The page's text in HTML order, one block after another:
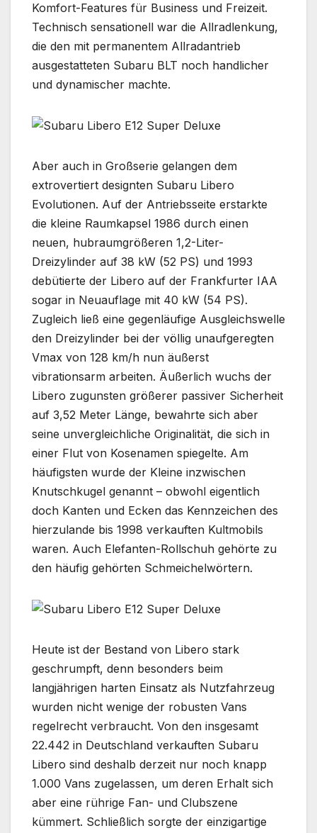
Komfort-Features für Business und Freizeit.
Technisch sensationell war die Allradlenkung,
die den mit permanentem Allradantrieb
ausgestatteten Subaru BLT noch handlicher
und dynamischer machte.
Aber auch in Großserie gelangen dem
extrovertiert designten Subaru Libero
Evolutionen. Auf der Antriebsseite erstarkte
die kleine Raumkapsel 1986 durch einen
neuen, hubraumgrößeren 1,2-Liter-
Dreizylinder auf 38 kW (52 PS) und 1993
debütierte der Libero auf der Frankfurter IAA
sogar in Neuauflage mit 40 kW (54 PS).
Zugleich ließ eine gegenläufige Ausgleichswelle
den Dreizylinder bei der völlig unaufgeregten
Vmax von 128 km/h nun äußerst
vibrationsarm arbeiten. Äußerlich wuchs der
Libero zugunsten größerer passiver Sicherheit
auf 3,52 Meter Länge, bewahrte sich aber
seine unvergleichliche Originalität, die sich in
einer Flut von Kosenamen spiegelte. Am
häufigsten wurde der Kleine inzwischen
Knutschkugel genannt – obwohl eigentlich
doch Kanten und Ecken das Kennzeichen des
hierzulande bis 1998 verkauften Kultmobils
waren. Auch Elefanten-Rollschuh gehörte zu
den häufig gehörten Schmeichelwörtern.
Heute ist der Bestand von Libero stark
geschrumpft, denn besonders beim
langjährigen harten Einsatz als Nutzfahrzeug
wurden nicht wenige der robusten Vans
regelrecht verbraucht. Von den insgesamt
22.442 in Deutschland verkauften Subaru
Libero sind deshalb derzeit nur noch knapp
1.000 Vans zugelassen, um deren Erhalt sich
aber eine rührige Fan- und Clubszene
kümmert. Schließlich sorgte der einzigartige